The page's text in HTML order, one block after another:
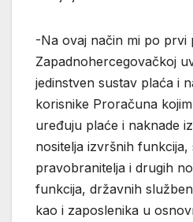
-Na ovaj način mi po prvi
Zapadnohercegovačkoj
jedinstven sustav plaća i
korisnike Proračuna
uređuju plaće i naknade
nositelja izvršnih funkcija,
pravobranitelja i drugih
funkcija, državnih
kao i zaposlenika u